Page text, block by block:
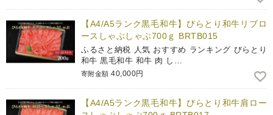
【A4/A5ランク黒毛和牛】びらとり和牛リブロ
ースしゃぶしゃぶ700ｇ BRTB015
ふるさと納税 人気 おすすめ ランキング びらとり
和牛 黒毛和牛 和牛 肉 し…
寄附金額 40,000円
【A4/A5ランク黒毛和牛】びらとり和牛肩ロー